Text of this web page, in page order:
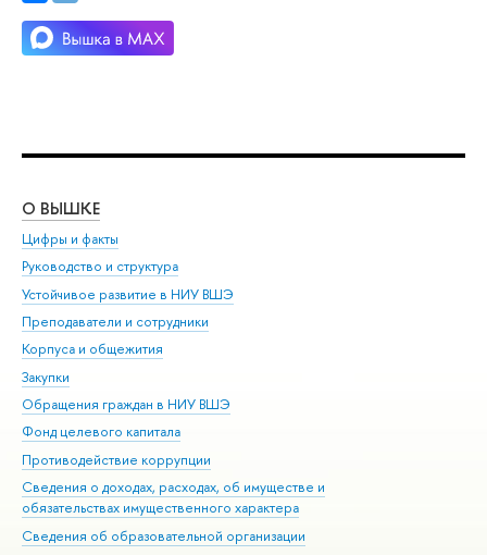
О ВЫШКЕ
Цифры и факты
Руководство и структура
Устойчивое развитие в НИУ ВШЭ
Преподаватели и сотрудники
Корпуса и общежития
Закупки
Обращения граждан в НИУ ВШЭ
Фонд целевого капитала
Противодействие коррупции
Сведения о доходах, расходах, об имуществе и
обязательствах имущественного характера
Сведения об образовательной организации